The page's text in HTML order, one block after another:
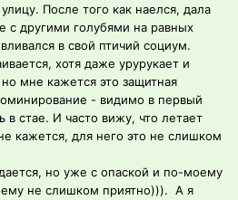
После того как наелся, дала
с другими голубями на равных
в свой птичий социум.
хотя даже урурукает и
мне кажется это защитная
- видимо в первый
в стае. И часто вижу, что летает
кажется, для него это не слишком
но уже с опаской и по-моему
не слишком приятно))). А я